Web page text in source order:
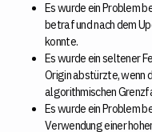
Es wurde ein Problem
betraf und nach dem
konnte.
Es wurde ein seltener
Origin abstürzte, wenn
algorithmischen
Es wurde ein Problem
Verwendung einer